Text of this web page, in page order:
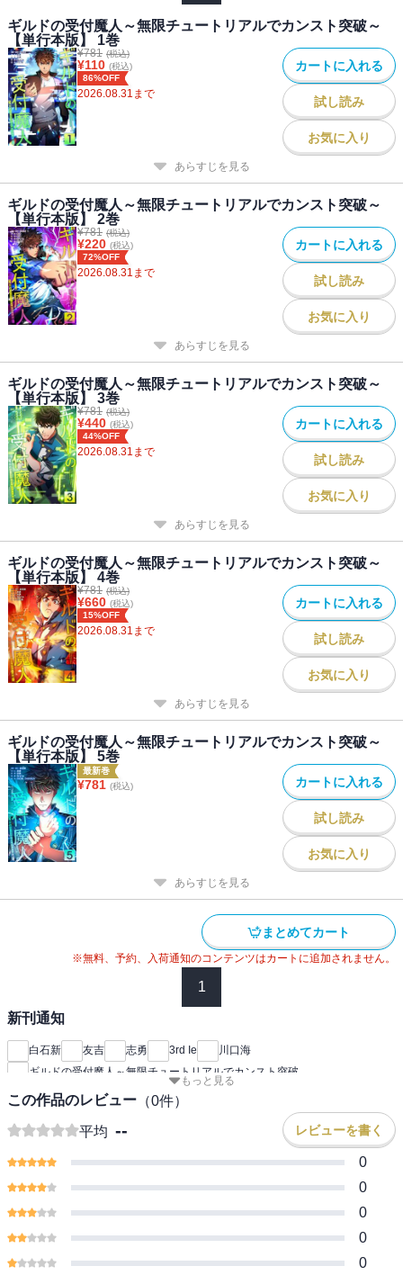
腕を振るえば建物が消し飛び、魔法を唱えりゃ大惨事。
プレイヤーギルドの受付男が見せつける圧倒的破壊力に周囲が騒
然！
冴えないアラサー男のやり直し人生大逆転劇、ここに開幕
っ！！！！
ギルドの受付魔人～無限チュートリアルでカンスト突破～
【単行本版】 1巻
¥781 (税込)
¥110 (税込)
86%OFF
2026.08.31 まで
カートに入れる
試し読み
お気に入り
あらすじを見る
ギルドの受付魔人～無限チュートリアルでカンスト突破～
【単行本版】 2巻
¥781 (税込)
¥220 (税込)
72%OFF
2026.08.31 まで
カートに入れる
試し読み
お気に入り
あらすじを見る
ギルドの受付魔人～無限チュートリアルでカンスト突破～
【単行本版】 3巻
¥781 (税込)
¥440 (税込)
44%OFF
2026.08.31 まで
カートに入れる
試し読み
お気に入り
あらすじを見る
ギルドの受付魔人～無限チュートリアルでカンスト突破～
【単行本版】 4巻
¥781 (税込)
¥660 (税込)
15%OFF
2026.08.31 まで
カートに入れる
試し読み
お気に入り
あらすじを見る
ギルドの受付魔人～無限チュートリアルでカンスト突破～
【単行本版】 5巻
最新巻
¥781 (税込) カートに入れる
試し読み
お気に入り
あらすじを見る
まとめてカート
※無料、予約、入荷通知のコンテンツはカートに追加されません。
1
新刊通知
白石新 友吉 志勇 3rd Ie
川口海
ギルドの受付魔人～無限チュートリアルでカンスト突破
もっと見る
この作品のレビュー （0件）
平均 -- レビューを書く
0
0
0
0
0